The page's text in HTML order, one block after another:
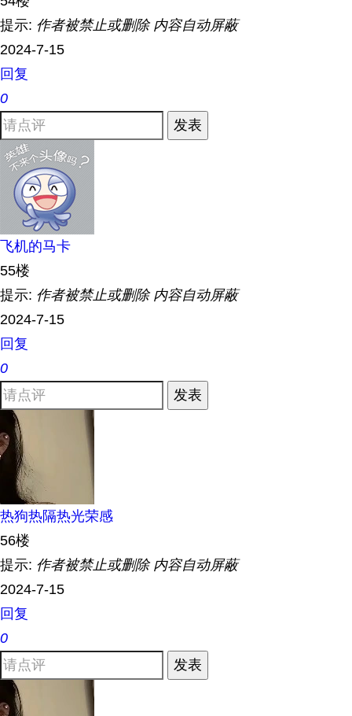
提示: 作者被禁止或删除 内容自动屏蔽
2024-7-15
回复
0
发表
飞机的马卡
55楼
提示: 作者被禁止或删除 内容自动屏蔽
2024-7-15
回复
0
发表
热狗热隔热光荣感
56楼
提示: 作者被禁止或删除 内容自动屏蔽
2024-7-15
回复
0
发表